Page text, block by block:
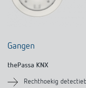
Gangen
thePassa KNX
Rechthoekig